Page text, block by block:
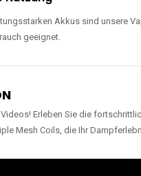
Akkus sind unsere
geeignet.
Erleben Sie die
Mesh Coils, die Ihr